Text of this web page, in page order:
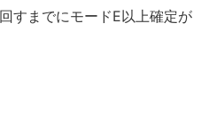
すまでにモードE以上確定が